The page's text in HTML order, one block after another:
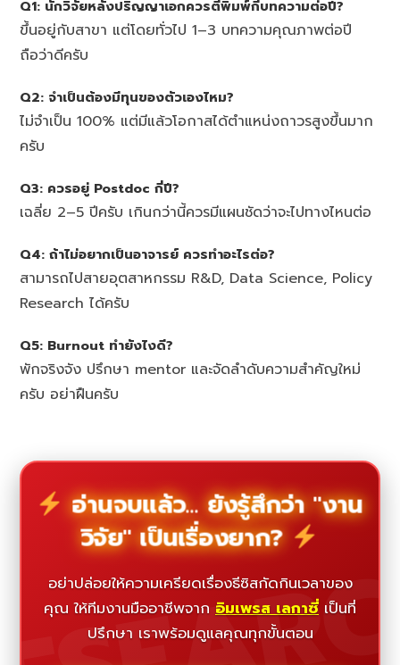
Q1: นักวิจัยหลังปริญญาเอกควรตีพิมพ์กี่บทความต่อปี?
ขึ้นอยู่กับสาขา แต่โดยทั่วไป 1–3 บทความคุณภาพต่อปี
ถือว่าดีครับ
Q2: จำเป็นต้องมีทุนของตัวเองไหม?
ไม่จำเป็น 100% แต่มีแล้วโอกาสได้ตำแหน่งถาวรสูงขึ้นมาก
ครับ
Q3: ควรอยู่ Postdoc กี่ปี?
เฉลี่ย 2–5 ปีครับ เกินกว่านี้ควรมีแผนชัดว่าจะไปทางไหนต่อ
Q4: ถ้าไม่อยากเป็นอาจารย์ ควรทำอะไรต่อ?
สามารถไปสายอุตสาหกรรม R&D, Data Science, Policy
Research ได้ครับ
Q5: Burnout ทำยังไงดี?
พักจริงจัง ปรึกษา mentor และจัดลำดับความสำคัญใหม่
ครับ อย่าฝืนครับ
อ่านจบแล้ว... ยังรู้สึกว่า "งาน
วิจัย" เป็นเรื่องยาก?
อย่าปล่อยให้ความเครียดเรื่องธีซิสกัดกินเวลาของ
คุณ ให้ทีมงานมืออาชีพจาก อิมเพรส เลกาซี่ เป็นที่
ปรึกษา เราพร้อมดูแลคุณทุกขั้นตอน